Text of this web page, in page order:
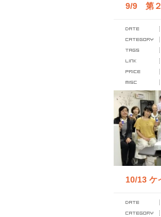
9/9 第２
10/13 ケ